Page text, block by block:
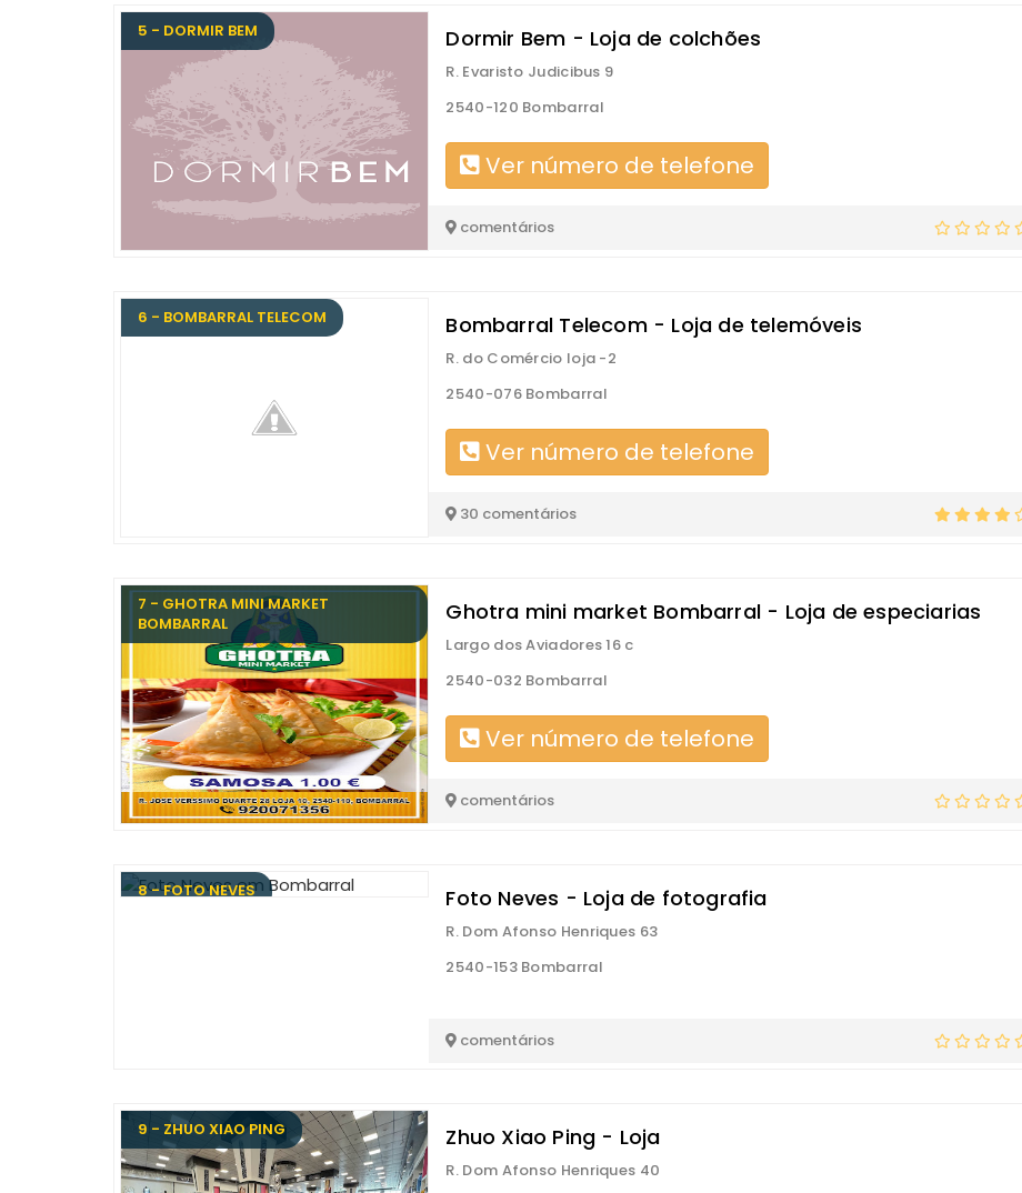
5 - DORMIR BEM Dormir Bem - Loja de colchões
R. Evaristo Judicibus 9
2540-120 Bombarral
Ver número de telefone
comentários
6 - BOMBARRAL TELECOM Bombarral Telecom - Loja de telemóveis
R. do Comércio loja -2
2540-076 Bombarral
Ver número de telefone
30 comentários
7 - GHOTRA MINI MARKET
BOMBARRAL
Ghotra mini market Bombarral - Loja de especiarias
Largo dos Aviadores 16 c
2540-032 Bombarral
Ver número de telefone
comentários
8 - FOTO NEVES Foto Neves - Loja de fotografia
R. Dom Afonso Henriques 63
2540-153 Bombarral
comentários
9 - ZHUO XIAO PING Zhuo Xiao Ping - Loja
R. Dom Afonso Henriques 40